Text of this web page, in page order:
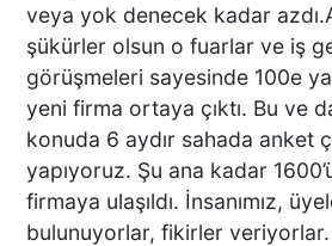
ÇOCUK
ÖLÜ 4
veya yok denecek kadar
şükürler olsun o fuarlar ve iş
görüşmeleri sayesinde 100e
yeni firma ortaya çıktı. Bu ve
konuda 6 aydır sahada anket
yapıyoruz. Şu ana kadar
firmaya ulaşıldı. İnsanımız,
bulunuyorlar, fikirler